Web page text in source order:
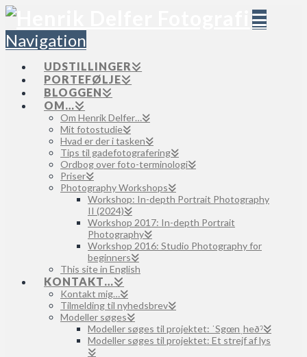
Navigation
UDSTILLINGER
PORTEFØLJE
BLOGGEN
OM…
Om Henrik Delfer…
Mit fotostudie
Hvad er der i tasken
Tips til gadefotografering
Ordbog over foto-terminologi
Priser
Photography Workshops
Workshop: In-depth Portrait Photography
II (2024)
Workshop 2017: In-depth Portrait
Photography
Workshop 2016: Studio Photography for
beginners
This site in English
KONTAKT…
Kontakt mig…
Tilmelding til nyhedsbrev
Modeller søges
Modeller søges til projektet: ˈSgœnˌheðˀ
Modeller søges til projektet: Et strejf af lys